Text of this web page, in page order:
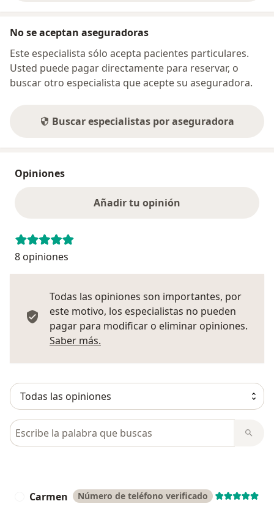
No se aceptan aseguradoras
Este especialista sólo acepta pacientes particulares.
Usted puede pagar directamente para reservar, o
buscar otro especialista que acepte su aseguradora.
Buscar especialistas por aseguradora
Opiniones
Añadir tu opinión
8 opiniones
Todas las opiniones son importantes, por
este motivo, los especialistas no pueden
pagar para modificar o eliminar opiniones.
Saber más.
Busca en opiniones
Carmen Número de teléfono verificado